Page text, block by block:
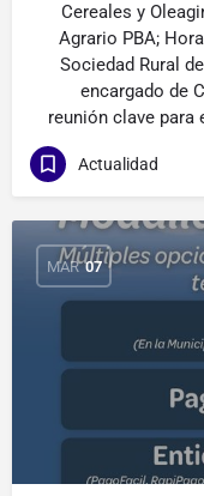
Cereales y
Agrario PBA;
Sociedad Rural
encargado de
reunión clave para
Actualidad
MAR 07